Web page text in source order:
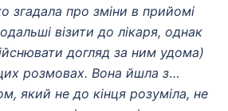
згадала про зміни в прийомі
візити до лікаря, однак
догляд за ним удома)
розмовах. Вона йшла з
який не до кінця розуміла, не